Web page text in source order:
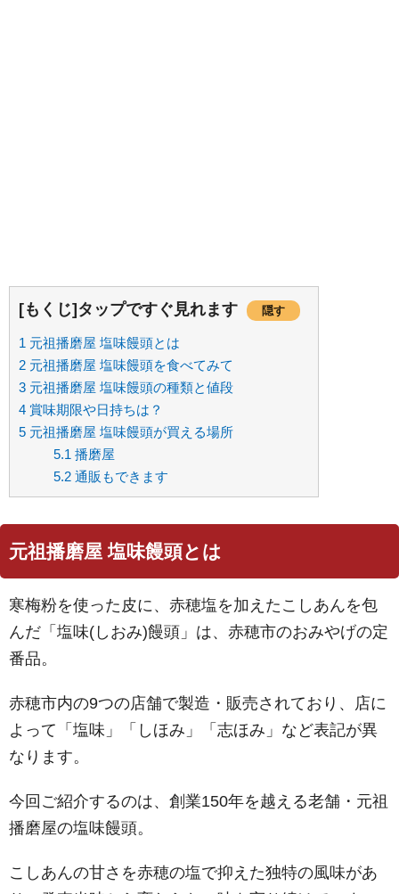
[もくじ]タップですぐ見れます 隠す
1 元祖播磨屋 塩味饅頭とは
2 元祖播磨屋 塩味饅頭を食べてみて
3 元祖播磨屋 塩味饅頭の種類と値段
4 賞味期限や日持ちは？
5 元祖播磨屋 塩味饅頭が買える場所
5.1 播磨屋
5.2通販もできます
元祖播磨屋 塩味饅頭とは
寒梅粉を使った皮に、赤穂塩を加えたこしあんを包
んだ「塩味(しおみ)饅頭」は、赤穂市のおみやげの定
番品。
赤穂市内の9つの店舗で製造・販売されており、店に
よって「塩味」「しほみ」「志ほみ」など表記が異
なります。
今回ご紹介するのは、創業150年を越える老舗・元祖
播磨屋の塩味饅頭。
こしあんの甘さを赤穂の塩で抑えた独特の風味があ